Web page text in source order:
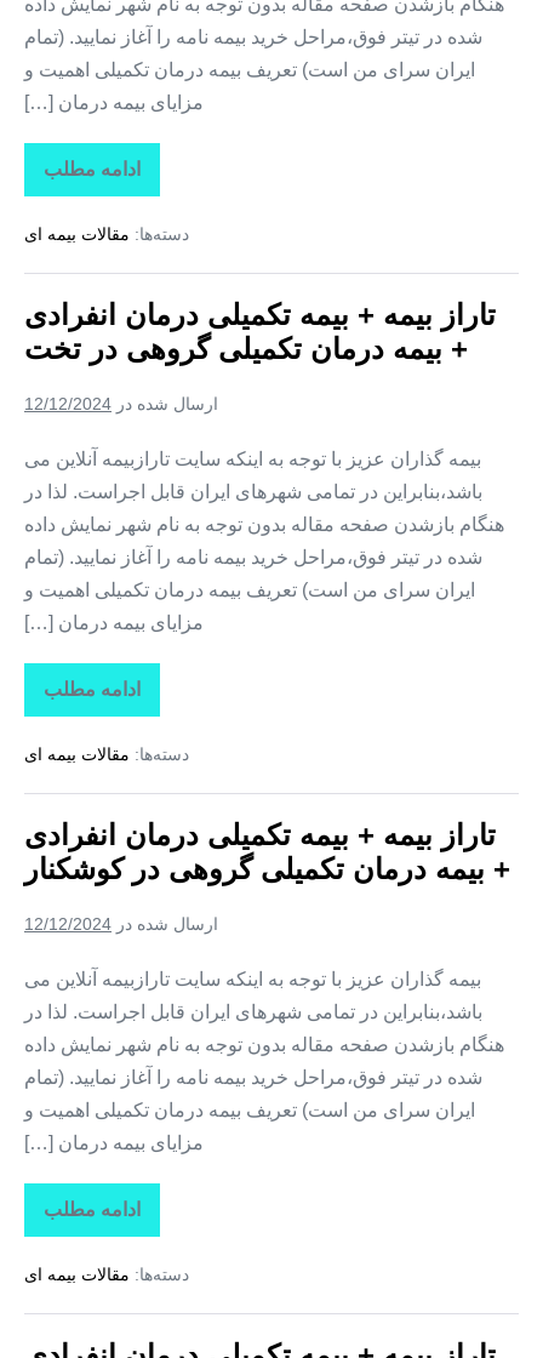
هنگام بازشدن صفحه مقاله بدون توجه به نام شهر نمایش داده
شده در تیتر فوق،مراحل خرید بیمه نامه را آغاز نمایید. (تمام
ایران سرای من است) تعریف بیمه درمان تکمیلی اهمیت و
مزایای بیمه درمان […]
ادامه مطلب
تاراز
بیمه
بیمه
درمان
+
بیمه
درمان
تکمیلی
در
دسته‌ها: مقالات بیمه ای
تاراز بیمه + بیمه تکمیلی درمان انفرادی
+ بیمه درمان تکمیلی گروهی در تخت
ارسال شده در 12/12/2024
بیمه گذاران عزیز با توجه به اینکه سایت تارازبیمه آنلاین می
باشد،بنابراین در تمامی شهرهای ایران قابل اجراست. لذا در
هنگام بازشدن صفحه مقاله بدون توجه به نام شهر نمایش داده
شده در تیتر فوق،مراحل خرید بیمه نامه را آغاز نمایید. (تمام
ایران سرای من است) تعریف بیمه درمان تکمیلی اهمیت و
مزایای بیمه درمان […]
ادامه مطلب
تاراز
بیمه
بیمه
درمان
+
بیمه
درمان
تکمیلی
در
دسته‌ها: مقالات بیمه ای
تاراز بیمه + بیمه تکمیلی درمان انفرادی
+ بیمه درمان تکمیلی گروهی در کوشکنار
ارسال شده در 12/12/2024
بیمه گذاران عزیز با توجه به اینکه سایت تارازبیمه آنلاین می
باشد،بنابراین در تمامی شهرهای ایران قابل اجراست. لذا در
هنگام بازشدن صفحه مقاله بدون توجه به نام شهر نمایش داده
شده در تیتر فوق،مراحل خرید بیمه نامه را آغاز نمایید. (تمام
ایران سرای من است) تعریف بیمه درمان تکمیلی اهمیت و
مزایای بیمه درمان […]
ادامه مطلب
تاراز
بیمه
بیمه
درمان
+
دسته‌ها: مقالات بیمه ای